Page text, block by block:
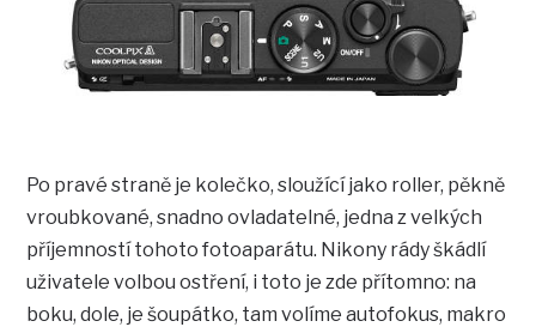
Po pravé straně je kolečko, sloužící jako roller, pěkně
vroubkované, snadno ovladatelné, jedna z velkých
příjemností tohoto fotoaparátu. Nikony rády škádlí
uživatele volbou ostření, i toto je zde přítomno: na
boku, dole, je šoupátko, tam volíme autofokus, makro